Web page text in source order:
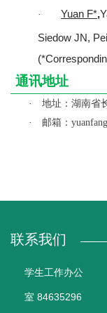
· Yuan F*,
Siedow JN,
通讯地址
· 地址：湖南省
· 邮箱：
联系我们
学生工作办公
室 84635296